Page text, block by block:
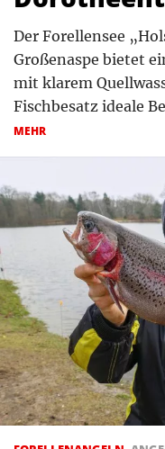
Der Forellensee
Großenaspe bietet
mit klarem
Fischbesatz ideale
MEHR